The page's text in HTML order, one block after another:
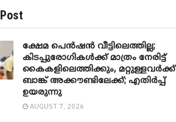
ക്ഷേമ പെൻഷൻ വീട്ടിലെത്തില്ല;
കിടപ്പുരോഗികൾക്ക് മാത്രം നേരിട്ട്
കൈകളിലെത്തിക്കും, മറ്റുള്ളവർക്ക്
ബാങ്ക് അക്കൗണ്ടിലേക്ക്; എതിർപ്പ്
ഉയരുന്നു
AUGUST 7, 2026